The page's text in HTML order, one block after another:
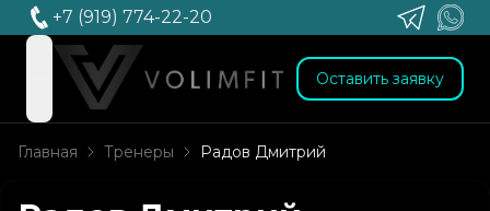
+7 (919) 774-22-20
open navigation menu
Оставить заявку
Главная Тренеры Радов Дмитрий